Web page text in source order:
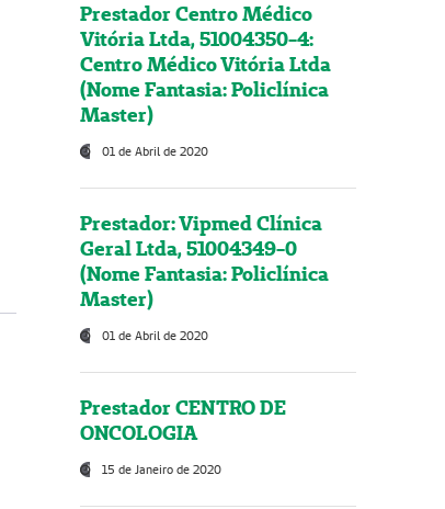
Prestador Centro Médico
Vitória Ltda, 51004350-4:
Centro Médico Vitória Ltda
(Nome Fantasia: Policlínica
Master)
01 de Abril de 2020
Prestador: Vipmed Clínica
Geral Ltda, 51004349-0
(Nome Fantasia: Policlínica
Master)
01 de Abril de 2020
Prestador CENTRO DE
ONCOLOGIA
15 de Janeiro de 2020